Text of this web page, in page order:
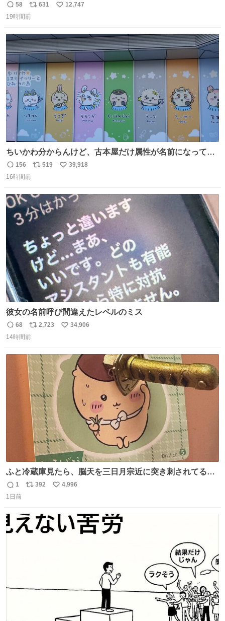
う…
返
信
58
リ
ポ
ト
数
631
い
数
12,747
19時間前
ちいかわ分からんけど、古本屋だけ属性が名前になってる
のはどういうこと？
返
信
156
リ
ト
数
519
い
数
39,918
16時間前
彼女の名前呼び間違えたレベルのミス
返
信
68
リ
ポ
ト
数
2,723
い
数
34,906
14時間前
ふと冷蔵庫見たら、脳天を三日月宗近に突き刺されてるく
りまんじゅうパイセンが
返
信
1
リ
ト
数
392
い
数
4,996
1日前